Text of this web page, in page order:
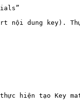
nội dung key).
hiện tạo Key